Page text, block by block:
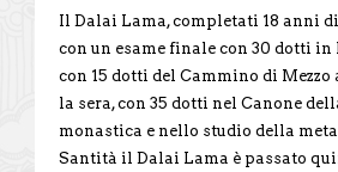
Il Dalai Lama, completati 18 anni
con un esame finale con 30 dotti
con 15 dotti del Cammino di Mezzo
la sera, con 35 dotti nel Canone
monastica e nello studio della
Santità il Dalai Lama è passato